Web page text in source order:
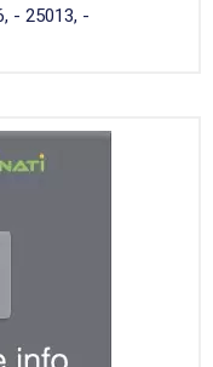
- 25013, -